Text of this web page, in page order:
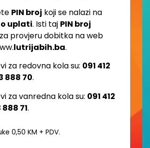
PIN broj koji se nalazi na
o uplati. Isti taj PIN broj
provjeru dobitka na web
lutrijabih.ba.
za redovna kola su: 091 412
888 70.
za vanredna kola su: 091 412
71.
0,50 KM + PDV.